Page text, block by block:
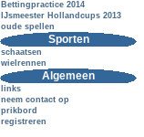
Bettingpractice 2014
IJsmeester Hollandcups 2013
oude spellen
Sporten
schaatsen
wielrennen
Algemeen
links
neem contact op
prikbord
registreren